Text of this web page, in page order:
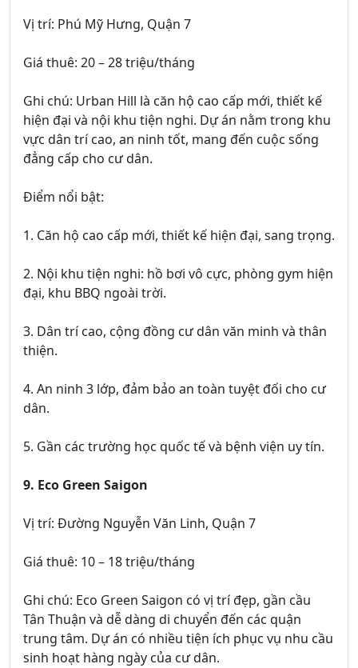
Vị trí: Phú Mỹ Hưng, Quận 7
Giá thuê: 20 – 28 triệu/tháng
Ghi chú: Urban Hill là căn hộ cao cấp mới, thiết kế
hiện đại và nội khu tiện nghi. Dự án nằm trong khu
vực dân trí cao, an ninh tốt, mang đến cuộc sống
đẳng cấp cho cư dân.
Điểm nổi bật:
1. Căn hộ cao cấp mới, thiết kế hiện đại, sang trọng.
2. Nội khu tiện nghi: hồ bơi vô cực, phòng gym hiện
đại, khu BBQ ngoài trời.
3. Dân trí cao, cộng đồng cư dân văn minh và thân
thiện.
4. An ninh 3 lớp, đảm bảo an toàn tuyệt đối cho cư
dân.
5. Gần các trường học quốc tế và bệnh viện uy tín.
9. Eco Green Saigon
Vị trí: Đường Nguyễn Văn Linh, Quận 7
Giá thuê: 10 – 18 triệu/tháng
Ghi chú: Eco Green Saigon có vị trí đẹp, gần cầu
Tân Thuận và dễ dàng di chuyển đến các quận
trung tâm. Dự án có nhiều tiện ích phục vụ nhu cầu
sinh hoạt hàng ngày của cư dân.